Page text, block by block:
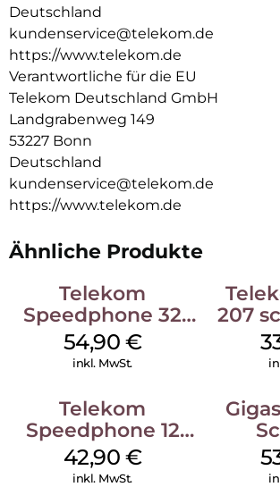
Deutschland
kundenservice@telekom.de
https://www.telekom.de
Verantwortliche für die EU
Telekom Deutschland GmbH
Landgrabenweg 149
53227 Bonn
Deutschland
kundenservice@telekom.de
https://www.telekom.de
Ähnliche Produkte
Telekom
Speedphone 32
Ebenholz
54,90 €
inkl. MwSt.
207
Telekom
Speedphone 12
Weiß
42,90 €
inkl. MwSt.